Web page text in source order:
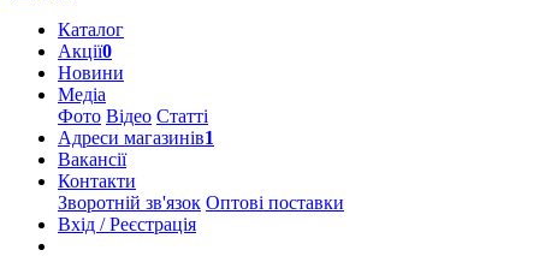
Каталог
Акції0
Новини
Медіа
Фото Відео Статті
Адреси магазинів1
Вакансії
Контакти
Зворотній зв'язок Оптові поставки
Вхід / Реєстрація